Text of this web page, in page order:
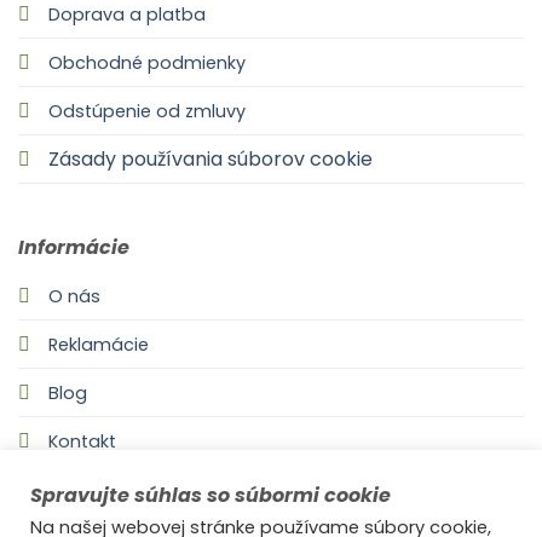
Doprava a platba
Obchodné podmienky
Odstúpenie od zmluvy
Zásady používania súborov cookie
Informácie
O nás
Reklamácie
Blog
Kontakt
Spravujte súhlas so súbormi cookie
Na našej webovej stránke používame súbory cookie,